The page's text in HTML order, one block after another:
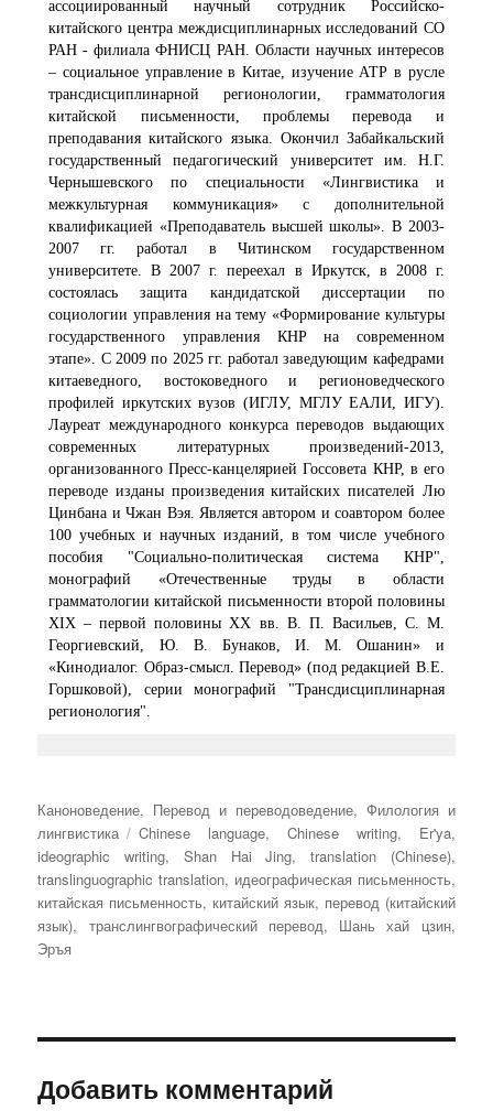
ассоциированный научный сотрудник Российско-
китайского центра междисциплинарных исследований СО
РАН - филиала ФНИСЦ РАН. Области научных интересов
– социальное управление в Китае, изучение АТР в русле
трансдисциплинарной регионологии, грамматология
китайской письменности, проблемы перевода и
преподавания китайского языка. Окончил Забайкальский
государственный педагогический университет им. Н.Г.
Чернышевского по специальности «Лингвистика и
межкультурная коммуникация» с дополнительной
квалификацией «Преподаватель высшей школы». В 2003-
2007 гг. работал в Читинском государственном
университете. В 2007 г. переехал в Иркутск, в 2008 г.
состоялась защита кандидатской диссертации по
социологии управления на тему «Формирование культуры
государственного управления КНР на современном
этапе». С 2009 по 2025 гг. работал заведующим кафедрами
китаеведного, востоковедного и регионоведческого
профилей иркутских вузов (ИГЛУ, МГЛУ ЕАЛИ, ИГУ).
Лауреат международного конкурса переводов выдающих
современных литературных произведений-2013,
организованного Пресс-канцелярией Госсовета КНР, в его
переводе изданы произведения китайских писателей Лю
Цинбана и Чжан Вэя. Является автором и соавтором более
100 учебных и научных изданий, в том числе учебного
пособия "Социально-политическая система КНР",
монографий «Отечественные труды в области
грамматологии китайской письменности второй половины
XIX – первой половины XX вв. В. П. Васильев, С. М.
Георгиевский, Ю. В. Бунаков, И. М. Ошанин» и
«Кинодиалог. Образ-смысл. Перевод» (под редакцией В.Е.
Горшковой), серии монографий "Трансдисциплинарная
регионология".
Рубрики
Каноноведение, Перевод и переводоведение, Филология и
лингвистика
Метки
Chinese language,Chinese writing, Er'ya,
ideographic writing, Shan Hai Jing, translation (Chinese),
translinguographic translation, идеографическая письменность,
китайская письменность, китайский язык, перевод (китайский
язык), транслингвографический перевод, Шань хай цзин,
Эръя
Добавить комментарий